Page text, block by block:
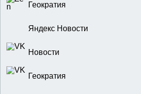
Геократия
Яндекс Новости
Новости
Геократия